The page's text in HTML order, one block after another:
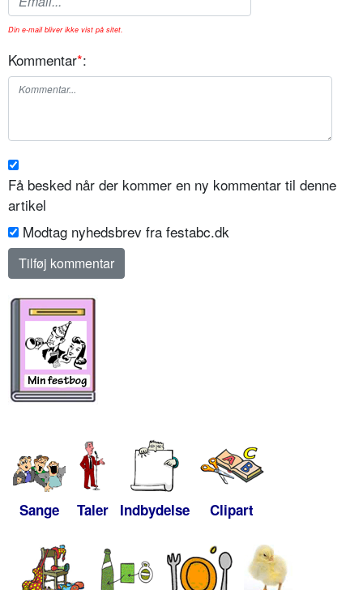
Din e-mail bliver ikke vist på sitet.
Kommentar*:
Få besked når der kommer en ny kommentar til denne
artikel
Modtag nyhedsbrev fra festabc.dk
Sange Taler Indbydelse Clipart